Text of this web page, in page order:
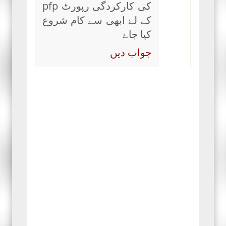
کی کارکردگی رپورٹ pfp
کے لۓ ابھی سے کام شروع
کیا جاۓ
جواب دیں